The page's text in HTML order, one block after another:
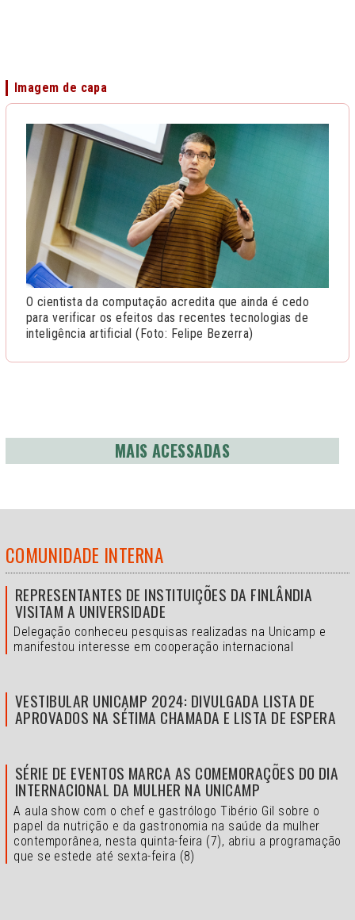
Imagem de capa
O cientista da computação acredita que ainda é cedo
para verificar os efeitos das recentes tecnologias de
inteligência artificial (Foto: Felipe Bezerra)
MAIS ACESSADAS
COMUNIDADE INTERNA
REPRESENTANTES DE INSTITUIÇÕES DA FINLÂNDIA
VISITAM A UNIVERSIDADE
Delegação conheceu pesquisas realizadas na Unicamp e
manifestou interesse em cooperação internacional
VESTIBULAR UNICAMP 2024: DIVULGADA LISTA DE
APROVADOS NA SÉTIMA CHAMADA E LISTA DE ESPERA
SÉRIE DE EVENTOS MARCA AS COMEMORAÇÕES DO DIA
INTERNACIONAL DA MULHER NA UNICAMP
A aula show com o chef e gastrólogo Tibério Gil sobre o
papel da nutrição e da gastronomia na saúde da mulher
contemporânea, nesta quinta-feira (7), abriu a programação
que se estede até sexta-feira (8)